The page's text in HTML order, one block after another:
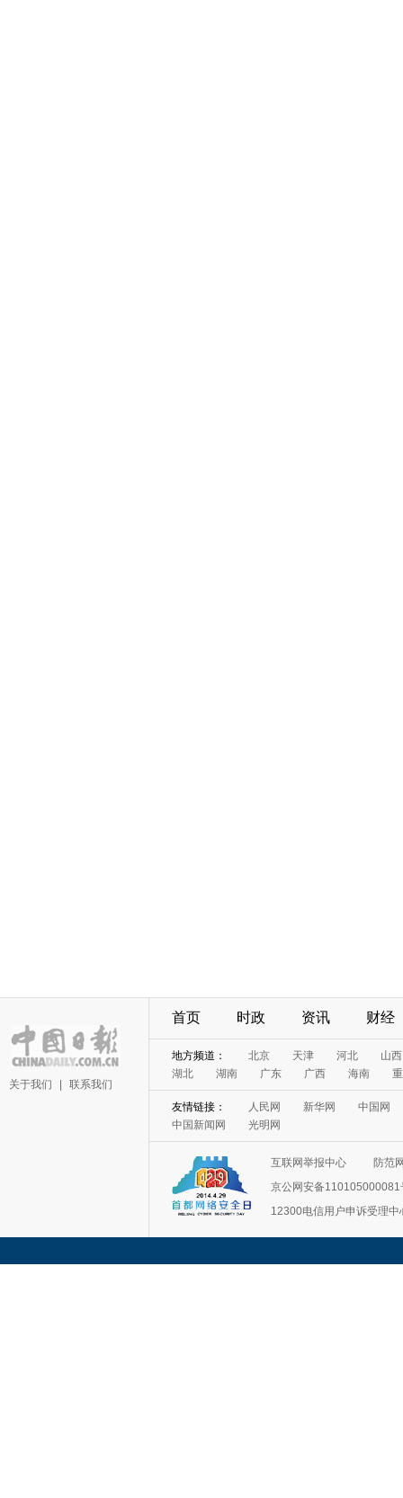
关于我们 联系我们
首页 时政 资讯 财经
地方频道： 北京 天津 河北
山西
湖北
湖南 广东 广西 海南
友情链接： 人民网 新华网
中国网
中国新闻网
光明网
互联网举报中心
防范
京公网安备110105000081
12300电信用户申诉受理中